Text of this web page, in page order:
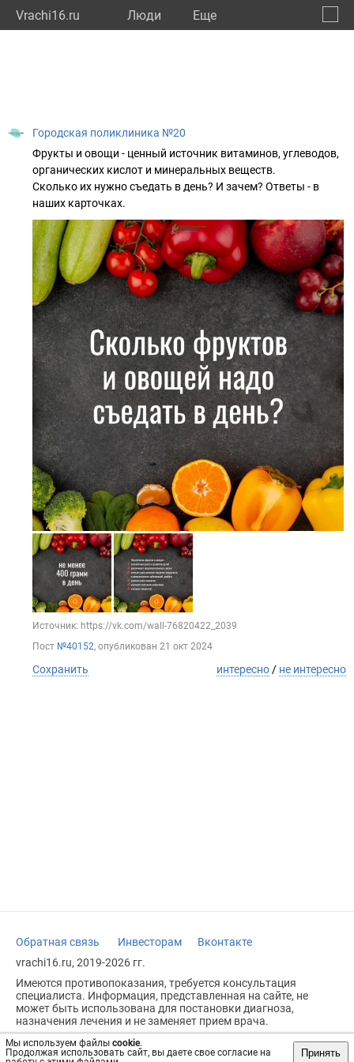
Vrachi16.ru Люди Eще
Мы используем файлы cookie.
Продолжая использовать сайт, вы даете свое согласие на
Принять
Городская поликлиника №20
Фрукты и овощи - ценный источник витаминов, углеводов,
органических кислот и минеральных веществ.
Сколько их нужно съедать в день? И зачем? Ответы - в
наших карточках.
Источник: https://vk.com/wall-76820422_2039
Пост №40152, опубликован 21 окт 2024
Сохранить интересно / не интересно
Обратная связь Инвесторам
Вконтакте
vrachi16.ru, 2019-2026 гг.
Имеются противопоказания, требуется консультация
специалиста. Информация, представленная на сайте, не
может быть использована для постановки диагноза,
назначения лечения и не заменяет прием врача.
Возрастное ограничение: 18+